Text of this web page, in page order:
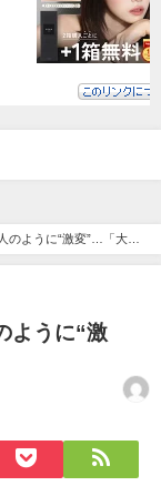
のように“激変”…「大事
ように“激